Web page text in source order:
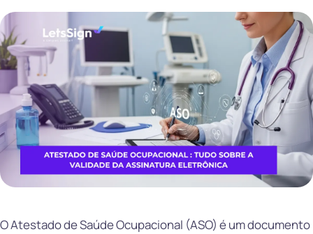
O Atestado de Saúde Ocupacional (ASO) é um documento